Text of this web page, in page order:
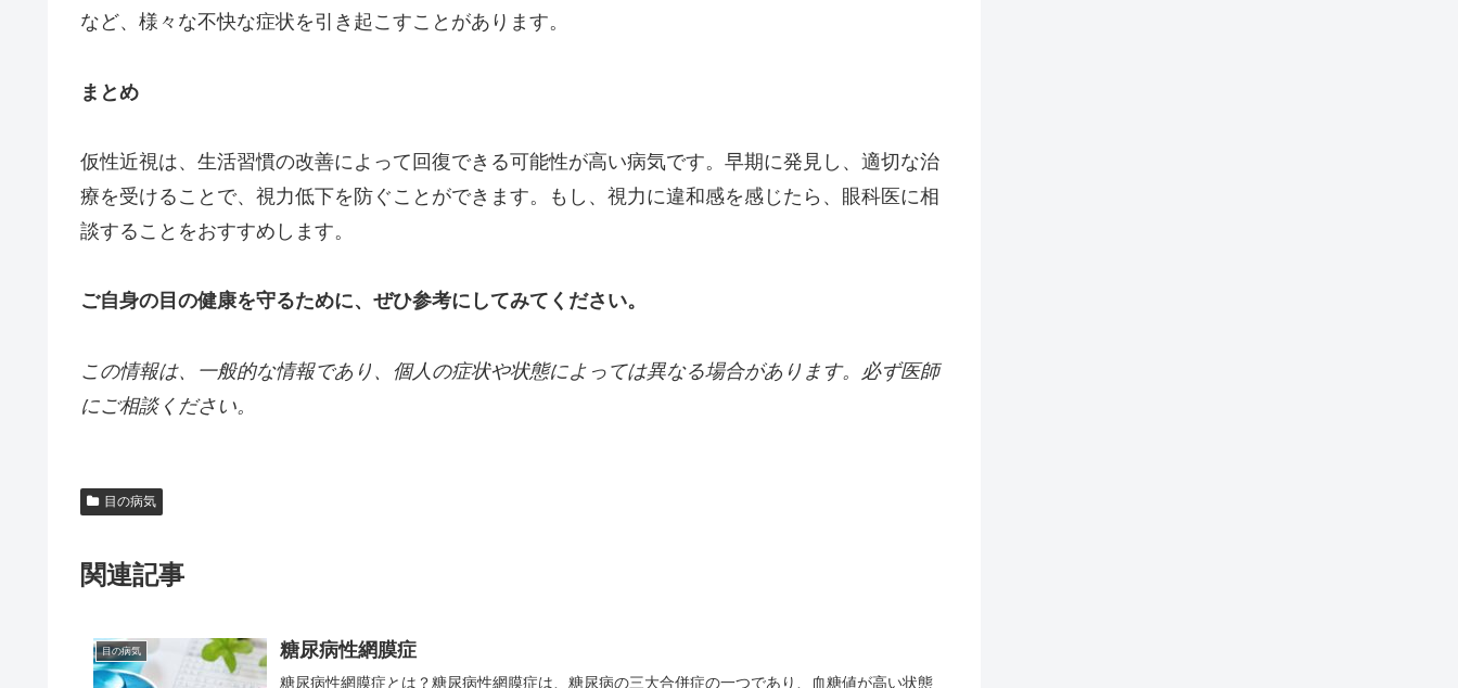
など、様々な不快な症状を引き起こすことがあります。
まとめ
仮性近視は、生活習慣の改善によって回復できる可能性が高い病気です。早期に発見し、適切な治
療を受けることで、視力低下を防ぐことができます。もし、視力に違和感を感じたら、眼科医に相
談することをおすすめします。
ご自身の目の健康を守るために、ぜひ参考にしてみてください。
この情報は、一般的な情報であり、個人の症状や状態によっては異なる場合があります。必ず医師
にご相談ください。
目の病気
関連記事
目の病気 糖尿病性網膜症
糖尿病性網膜症とは？糖尿病性網膜症は、糖尿病の三大合併症の一つであり、血糖値が高い状態